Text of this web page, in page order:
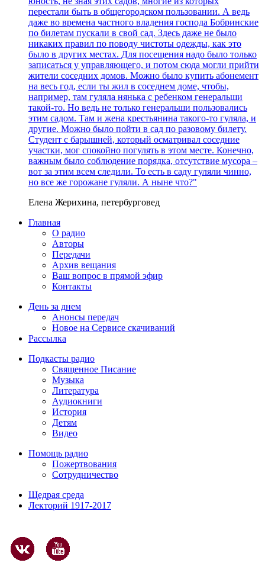
перестали быть в общегородском пользовании. А ведь
даже во времена частного владения господа Бобринские
по билетам пускали в свой сад. Здесь даже не было
никаких правил по поводу чистоты одежды, как это
было в других местах. Для посещения надо было только
записаться у управляющего, и потом сюда могли прийти
жители соседних домов. Можно было купить абонемент
на весь год, если ты жил в соседнем доме, чтобы,
например, там гуляла нянька с ребенком генеральши
такой-то. Но ведь не только генеральши пользовались
этим садом. Там и жена крестьянина такого-то гуляла, и
другие. Можно было пойти в сад по разовому билету.
Студент с барышней, который осматривал соседние
участки, мог спокойно погулять в этом месте. Конечно,
важным было соблюдение порядка, отсутствие мусора –
вот за этим всем следили. То есть в саду гуляли чинно,
но все же горожане гуляли. А ныне что?"
Елена Жерихина, петербурговед
Главная
О радио
Авторы
Передачи
Архив вещания
Ваш вопрос в прямой эфир
Контакты
День за днем
Анонсы передач
Новое на Сервисе скачиваний
Рассылка
Подкасты радио
Священное Писание
Музыка
Литература
Аудиокниги
История
Детям
Видео
Помощь радио
Пожертвования
Сотрудничество
Щедрая среда
Лекторий 1917-2017